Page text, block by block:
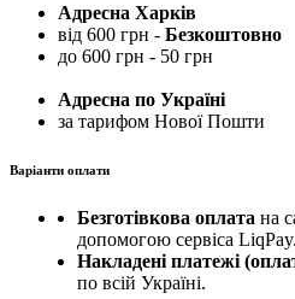
Адресна Харків
від 600 грн - Безкоштовно
до 600 грн - 50 грн
Адресна по Україні
за тарифом Нової Пошти
Варіанти оплати
Безготівкова оплата на
допомогою сервіса LiqPay.
Накладені платежі
по всій Україні.